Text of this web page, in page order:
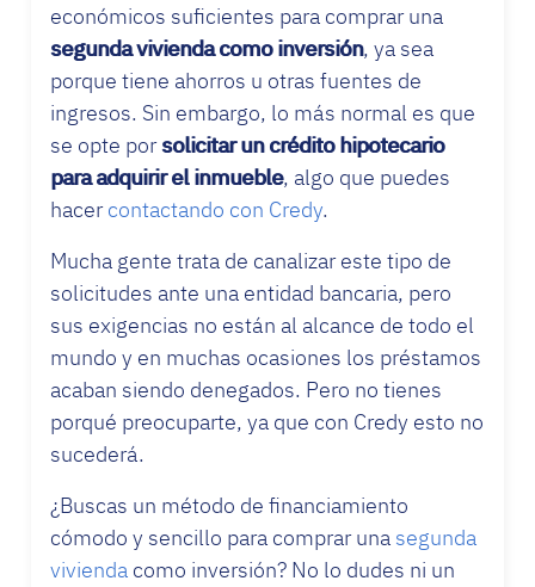
económicos suficientes para comprar una
segunda vivienda como inversión, ya sea
porque tiene ahorros u otras fuentes de
ingresos. Sin embargo, lo más normal es que
se opte porsolicitar un crédito hipotecario
para adquirir el inmueble, algo que puedes
hacercontactando con Credy.
Mucha gente trata de canalizar este tipo de
solicitudes ante una entidad bancaria, pero
sus exigencias no están al alcance de todo el
mundo y en muchas ocasiones los préstamos
acaban siendo denegados. Pero no tienes
porqué preocuparte, ya que con Credy esto no
sucederá.
¿Buscas un método de financiamiento
cómodo y sencillo para comprar una segunda
vivienda como inversión? No lo dudes ni un